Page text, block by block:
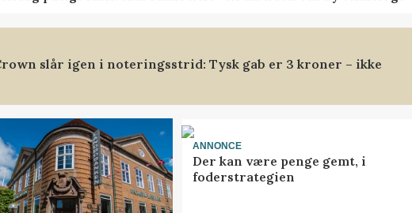
slår igen i noteringsstrid: Tysk gab er 3 kroner – ikke
ANNONCE
Der kan være penge gemt, i
foderstrategien